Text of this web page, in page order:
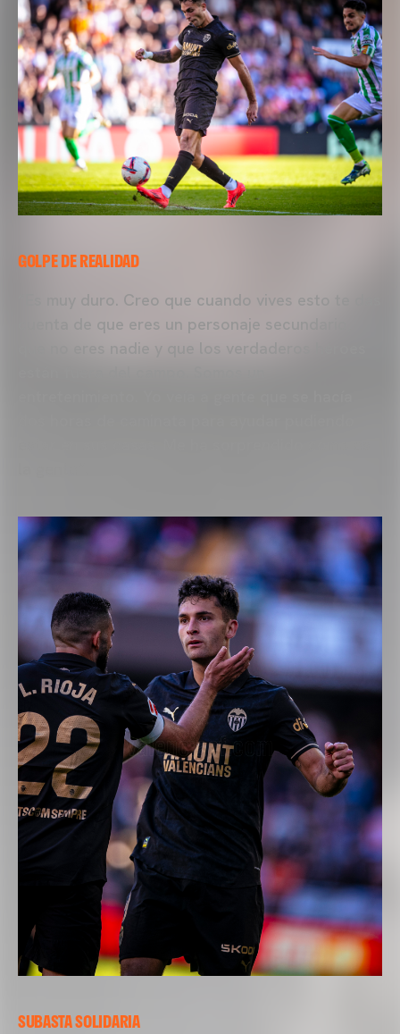
GOLPE DE REALIDAD
“Es muy duro. Creo que cuando vives esto te das
cuenta de que eres un personaje secundario,
que no eres nadie y que los verdaderos héroes
SUBASTA SOLIDARIA